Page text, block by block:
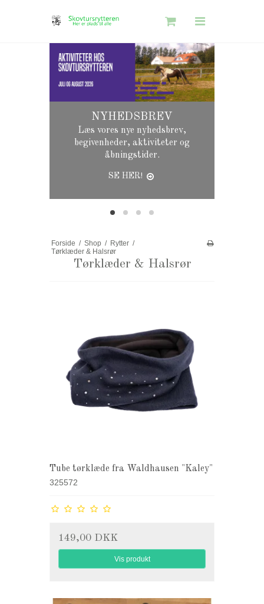
Skovtursrytteren
Opret bruger
NYHEDSBREV
Læs vores nye nyhedsbrev,
begivenheder, aktiviteter og
åbningstider.
SE HER!
Forside / Shop / Rytter /
Tørklæder & Halsrør
Tørklæder & Halsrør
Tube tørklæde fra Waldhausen "Kaley"
325572
149,00 DKK
Vis produkt